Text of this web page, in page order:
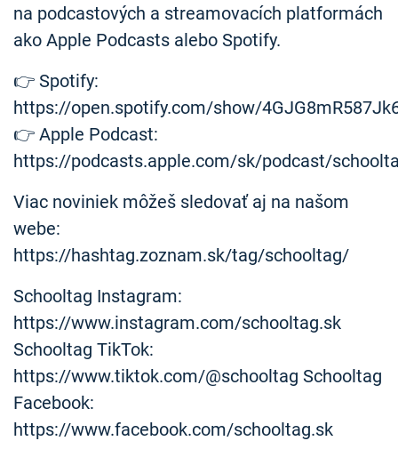
na podcastových a streamovacích platformách
ako Apple Podcasts alebo Spotify.
👉 Spotify:
https://open.spotify.com/show/
👉 Apple Podcast:
https://podcasts.apple.com/sk/podcast/
Viac noviniek môžeš sledovať aj na našom
webe:
https://hashtag.zoznam.sk/tag/schooltag/
Schooltag Instagram:
https://www.instagram.com/schooltag.sk
Schooltag TikTok:
https://www.tiktok.com/@schooltag Schooltag
Facebook:
https://www.facebook.com/schooltag.sk